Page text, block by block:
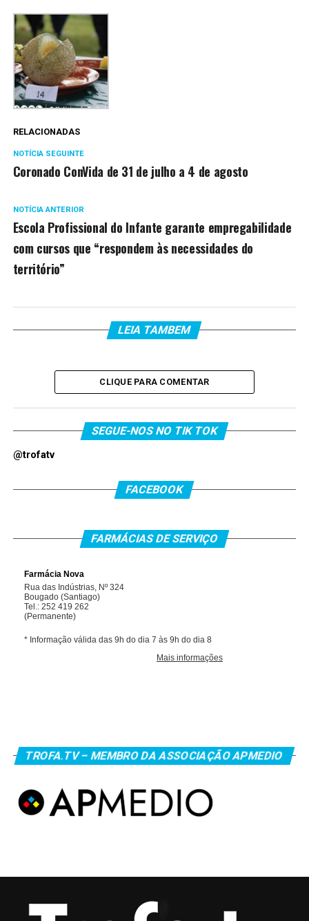
RELACIONADAS
NOTÍCIA SEGUINTE
Coronado ConVida de 31 de julho a 4 de agosto
NOTÍCIA ANTERIOR
Escola Profissional do Infante garante empregabilidade
com cursos que “respondem às necessidades do
território”
LEIA TAMBEM
CLIQUE PARA COMENTAR
SEGUE-NOS NO TIK TOK
@trofatv
FACEBOOK
FARMÁCIAS DE SERVIÇO
TROFA.TV – MEMBRO DA ASSOCIAÇÃO APMEDIO